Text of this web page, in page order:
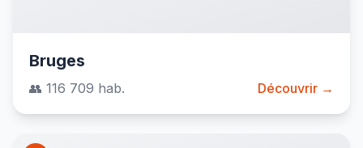
Bruges
👥 116 709 hab. Découvrir →